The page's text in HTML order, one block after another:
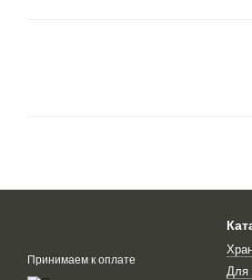
Принимаем к оплате
Для